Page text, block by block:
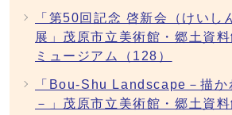
「第50回記念 啓新会（けいし
展」茂原市立美術館・郷土資
ミュージアム（128）
「Bou-Shu Landscape－描か
－」茂原市立美術館・郷土資